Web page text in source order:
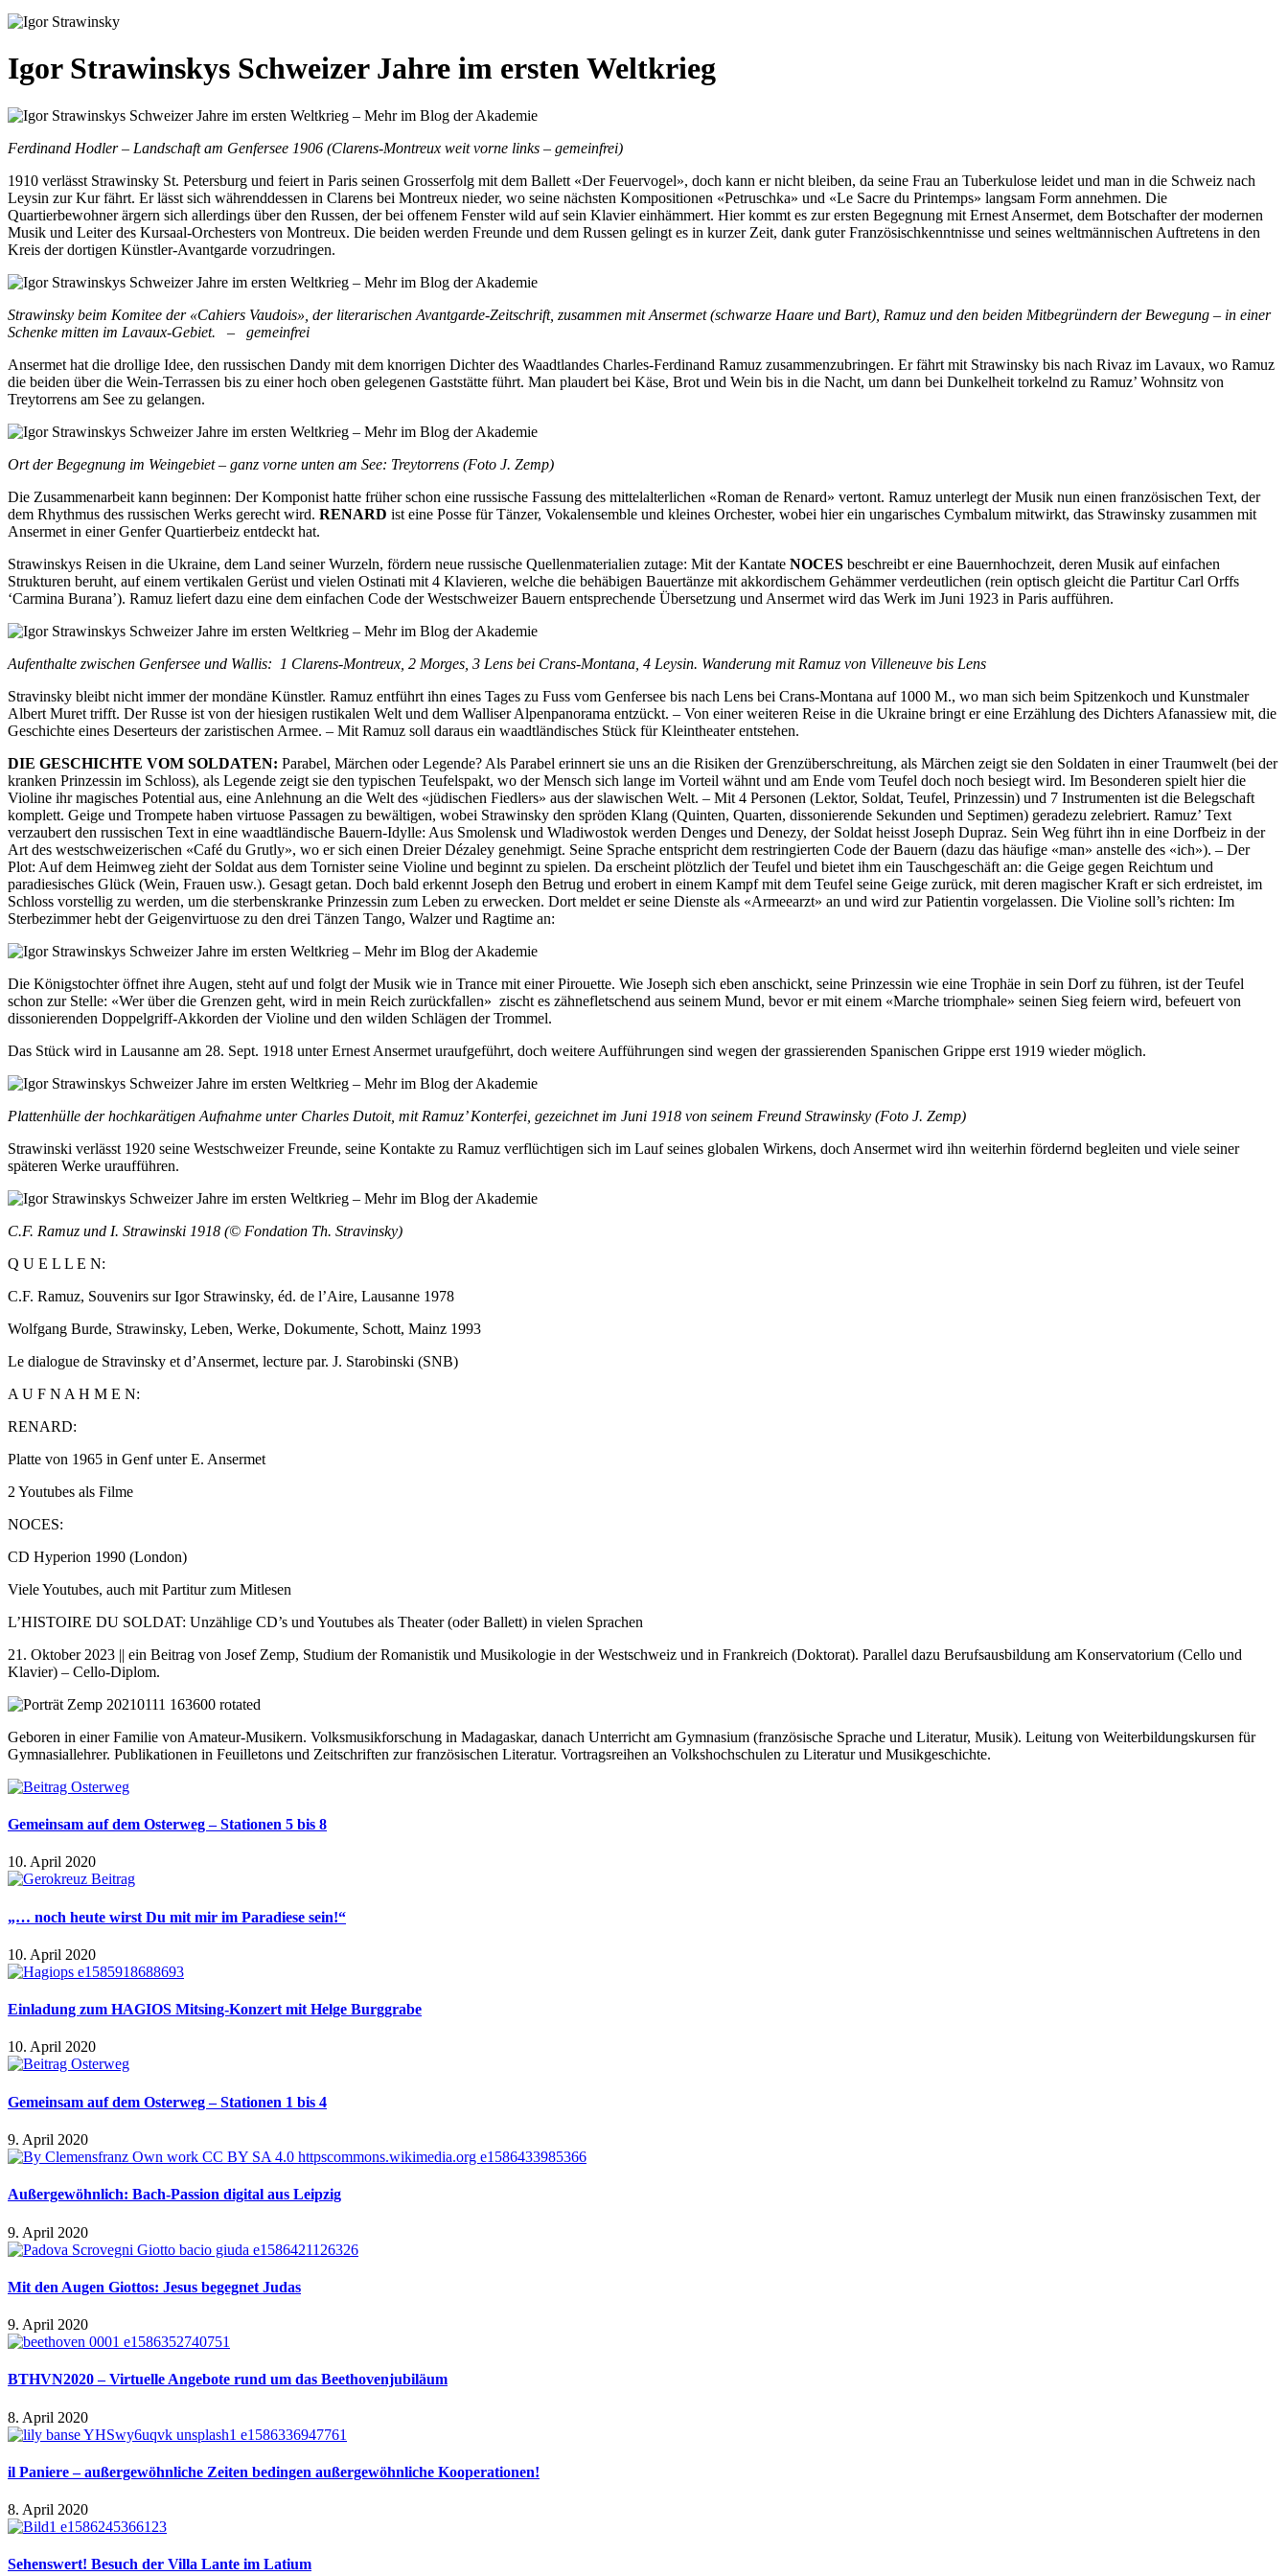
Igor Strawinskys Schweizer Jahre im ersten Weltkrieg
Ferdinand Hodler – Landschaft am Genfersee 1906 (Clarens-Montreux weit vorne links – gemeinfrei)
1910 verlässt Strawinsky St. Petersburg und feiert in Paris seinen Grosserfolg mit dem Ballett «Der Feuervogel», doch kann er nicht bleiben, da seine Frau an Tuberkulose leidet und man in die Schweiz nach
Leysin zur Kur fährt. Er lässt sich währenddessen in Clarens bei Montreux nieder, wo seine nächsten Kompositionen «Petruschka» und «Le Sacre du Printemps» langsam Form annehmen. Die
Quartierbewohner ärgern sich allerdings über den Russen, der bei offenem Fenster wild auf sein Klavier einhämmert. Hier kommt es zur ersten Begegnung mit Ernest Ansermet, dem Botschafter der modernen
Musik und Leiter des Kursaal-Orchesters von Montreux. Die beiden werden Freunde und dem Russen gelingt es in kurzer Zeit, dank guter Französischkenntnisse und seines weltmännischen Auftretens in den
Kreis der dortigen Künstler-Avantgarde vorzudringen.
Strawinsky beim Komitee der «Cahiers Vaudois», der literarischen Avantgarde-Zeitschrift, zusammen mit Ansermet (schwarze Haare und Bart), Ramuz und den beiden Mitbegründern der Bewegung – in einer
Schenke mitten im Lavaux-Gebiet. – gemeinfrei
Ansermet hat die drollige Idee, den russischen Dandy mit dem knorrigen Dichter des Waadtlandes Charles-Ferdinand Ramuz zusammenzubringen. Er fährt mit Strawinsky bis nach Rivaz im Lavaux, wo Ramuz
die beiden über die Wein-Terrassen bis zu einer hoch oben gelegenen Gaststätte führt. Man plaudert bei Käse, Brot und Wein bis in die Nacht, um dann bei Dunkelheit torkelnd zu Ramuz’ Wohnsitz von
Treytorrens am See zu gelangen.
Ort der Begegnung im Weingebiet – ganz vorne unten am See: Treytorrens (Foto J. Zemp)
Die Zusammenarbeit kann beginnen: Der Komponist hatte früher schon eine russische Fassung des mittelalterlichen «Roman de Renard» vertont. Ramuz unterlegt der Musik nun einen französischen Text, der
dem Rhythmus des russischen Werks gerecht wird. RENARD ist eine Posse für Tänzer, Vokalensemble und kleines Orchester, wobei hier ein ungarisches Cymbalum mitwirkt, das Strawinsky zusammen mit
Ansermet in einer Genfer Quartierbeiz entdeckt hat.
Strawinskys Reisen in die Ukraine, dem Land seiner Wurzeln, fördern neue russische Quellenmaterialien zutage: Mit der Kantate NOCES beschreibt er eine Bauernhochzeit, deren Musik auf einfachen
Strukturen beruht, auf einem vertikalen Gerüst und vielen Ostinati mit 4 Klavieren, welche die behäbigen Bauertänze mit akkordischem Gehämmer verdeutlichen (rein optisch gleicht die Partitur Carl Orffs
‘Carmina Burana’). Ramuz liefert dazu eine dem einfachen Code der Westschweizer Bauern entsprechende Übersetzung und Ansermet wird das Werk im Juni 1923 in Paris aufführen.
Aufenthalte zwischen Genfersee und Wallis: 1 Clarens-Montreux, 2 Morges, 3 Lens bei Crans-Montana, 4 Leysin. Wanderung mit Ramuz von Villeneuve bis Lens
Stravinsky bleibt nicht immer der mondäne Künstler. Ramuz entführt ihn eines Tages zu Fuss vom Genfersee bis nach Lens bei Crans-Montana auf 1000 M., wo man sich beim Spitzenkoch und Kunstmaler
Albert Muret trifft. Der Russe ist von der hiesigen rustikalen Welt und dem Walliser Alpenpanorama entzückt. – Von einer weiteren Reise in die Ukraine bringt er eine Erzählung des Dichters Afanassiew mit, die
Geschichte eines Deserteurs der zaristischen Armee. – Mit Ramuz soll daraus ein waadtländisches Stück für Kleintheater entstehen.
DIE GESCHICHTE VOM SOLDATEN: Parabel, Märchen oder Legende? Als Parabel erinnert sie uns an die Risiken der Grenzüberschreitung, als Märchen zeigt sie den Soldaten in einer Traumwelt (bei der
kranken Prinzessin im Schloss), als Legende zeigt sie den typischen Teufelspakt, wo der Mensch sich lange im Vorteil wähnt und am Ende vom Teufel doch noch besiegt wird. Im Besonderen spielt hier die
Violine ihr magisches Potential aus, eine Anlehnung an die Welt des «jüdischen Fiedlers» aus der slawischen Welt. – Mit 4 Personen (Lektor, Soldat, Teufel, Prinzessin) und 7 Instrumenten ist die Belegschaft
komplett. Geige und Trompete haben virtuose Passagen zu bewältigen, wobei Strawinsky den spröden Klang (Quinten, Quarten, dissonierende Sekunden und Septimen) geradezu zelebriert. Ramuz’ Text
verzaubert den russischen Text in eine waadtländische Bauern-Idylle: Aus Smolensk und Wladiwostok werden Denges und Denezy, der Soldat heisst Joseph Dupraz. Sein Weg führt ihn in eine Dorfbeiz in der
Art des westschweizerischen «Café du Grutly», wo er sich einen Dreier Dézaley genehmigt. Seine Sprache entspricht dem restringierten Code der Bauern (dazu das häufige «man» anstelle des «ich»). – Der
Plot: Auf dem Heimweg zieht der Soldat aus dem Tornister seine Violine und beginnt zu spielen. Da erscheint plötzlich der Teufel und bietet ihm ein Tauschgeschäft an: die Geige gegen Reichtum und
paradiesisches Glück (Wein, Frauen usw.). Gesagt getan. Doch bald erkennt Joseph den Betrug und erobert in einem Kampf mit dem Teufel seine Geige zurück, mit deren magischer Kraft er sich erdreistet, im
Schloss vorstellig zu werden, um die sterbenskranke Prinzessin zum Leben zu erwecken. Dort meldet er seine Dienste als «Armeearzt» an und wird zur Patientin vorgelassen. Die Violine soll’s richten: Im
Sterbezimmer hebt der Geigenvirtuose zu den drei Tänzen Tango, Walzer und Ragtime an:
Die Königstochter öffnet ihre Augen, steht auf und folgt der Musik wie in Trance mit einer Pirouette. Wie Joseph sich eben anschickt, seine Prinzessin wie eine Trophäe in sein Dorf zu führen, ist der Teufel
schon zur Stelle: «Wer über die Grenzen geht, wird in mein Reich zurückfallen» zischt es zähnefletschend aus seinem Mund, bevor er mit einem «Marche triomphale» seinen Sieg feiern wird, befeuert von
dissonierenden Doppelgriff-Akkorden der Violine und den wilden Schlägen der Trommel.
Das Stück wird in Lausanne am 28. Sept. 1918 unter Ernest Ansermet uraufgeführt, doch weitere Aufführungen sind wegen der grassierenden Spanischen Grippe erst 1919 wieder möglich.
Plattenhülle der hochkarätigen Aufnahme unter Charles Dutoit, mit Ramuz’ Konterfei, gezeichnet im Juni 1918 von seinem Freund Strawinsky (Foto J. Zemp)
Strawinski verlässt 1920 seine Westschweizer Freunde, seine Kontakte zu Ramuz verflüchtigen sich im Lauf seines globalen Wirkens, doch Ansermet wird ihn weiterhin fördernd begleiten und viele seiner
späteren Werke uraufführen.
C.F. Ramuz und I. Strawinski 1918 (© Fondation Th. Stravinsky)
Q U E L L E N:
C.F. Ramuz, Souvenirs sur Igor Strawinsky, éd. de l’Aire, Lausanne 1978
Wolfgang Burde, Strawinsky, Leben, Werke, Dokumente, Schott, Mainz 1993
Le dialogue de Stravinsky et d’Ansermet, lecture par. J. Starobinski (SNB)
A U F N A H M E N:
RENARD:
Platte von 1965 in Genf unter E. Ansermet
2 Youtubes als Filme
NOCES:
CD Hyperion 1990 (London)
Viele Youtubes, auch mit Partitur zum Mitlesen
L’HISTOIRE DU SOLDAT: Unzählige CD’s und Youtubes als Theater (oder Ballett) in vielen Sprachen
21. Oktober 2023 || ein Beitrag von Josef Zemp, Studium der Romanistik und Musikologie in der Westschweiz und in Frankreich (Doktorat). Parallel dazu Berufsausbildung am Konservatorium (Cello und
Klavier) – Cello-Diplom.
Geboren in einer Familie von Amateur-Musikern. Volksmusikforschung in Madagaskar, danach Unterricht am Gymnasium (französische Sprache und Literatur, Musik). Leitung von Weiterbildungskursen für
Gymnasiallehrer. Publikationen in Feuilletons und Zeitschriften zur französischen Literatur. Vortragsreihen an Volkshochschulen zu Literatur und Musikgeschichte.
Gemeinsam auf dem Osterweg – Stationen 5 bis 8
10. April 2020
„… noch heute wirst Du mit mir im Paradiese sein!“
10. April 2020
Einladung zum HAGIOS Mitsing-Konzert mit Helge Burggrabe
10. April 2020
Gemeinsam auf dem Osterweg – Stationen 1 bis 4
9. April 2020
Außergewöhnlich: Bach-Passion digital aus Leipzig
9. April 2020
Mit den Augen Giottos: Jesus begegnet Judas
9. April 2020
BTHVN2020 – Virtuelle Angebote rund um das Beethovenjubiläum
8. April 2020
il Paniere – außergewöhnliche Zeiten bedingen außergewöhnliche Kooperationen!
8. April 2020
Sehenswert! Besuch der Villa Lante im Latium